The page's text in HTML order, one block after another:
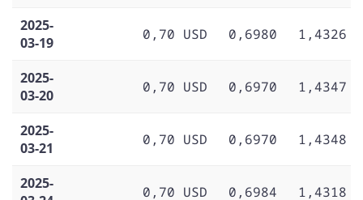
2025-
03-19
0,70 USD 0,6980 1,4326
2025-
03-20
0,70 USD 0,6970 1,4347
2025-
03-21
0,70 USD 0,6970 1,4348
2025-
0,70 USD 0,6984 1,4318